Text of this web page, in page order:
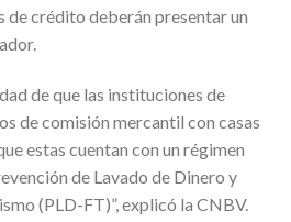
de crédito deberán presentar un
de que las instituciones de
de comisión mercantil con casas
estas cuentan con un régimen
de Lavado de Dinero y
(PLD-FT)”, explicó la CNBV.